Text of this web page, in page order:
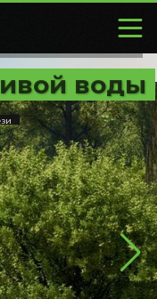
воды